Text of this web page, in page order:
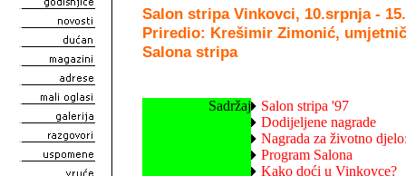
Salon stripa Vinkovci, 10.srpnja -
Priredio: Krešimir Zimonić,
Salona stripa
Sadržaj
Salon stripa '97
Dodijeljene nagrade
Nagrada za životno
Program Salona
Kako doći u Vinkovce?